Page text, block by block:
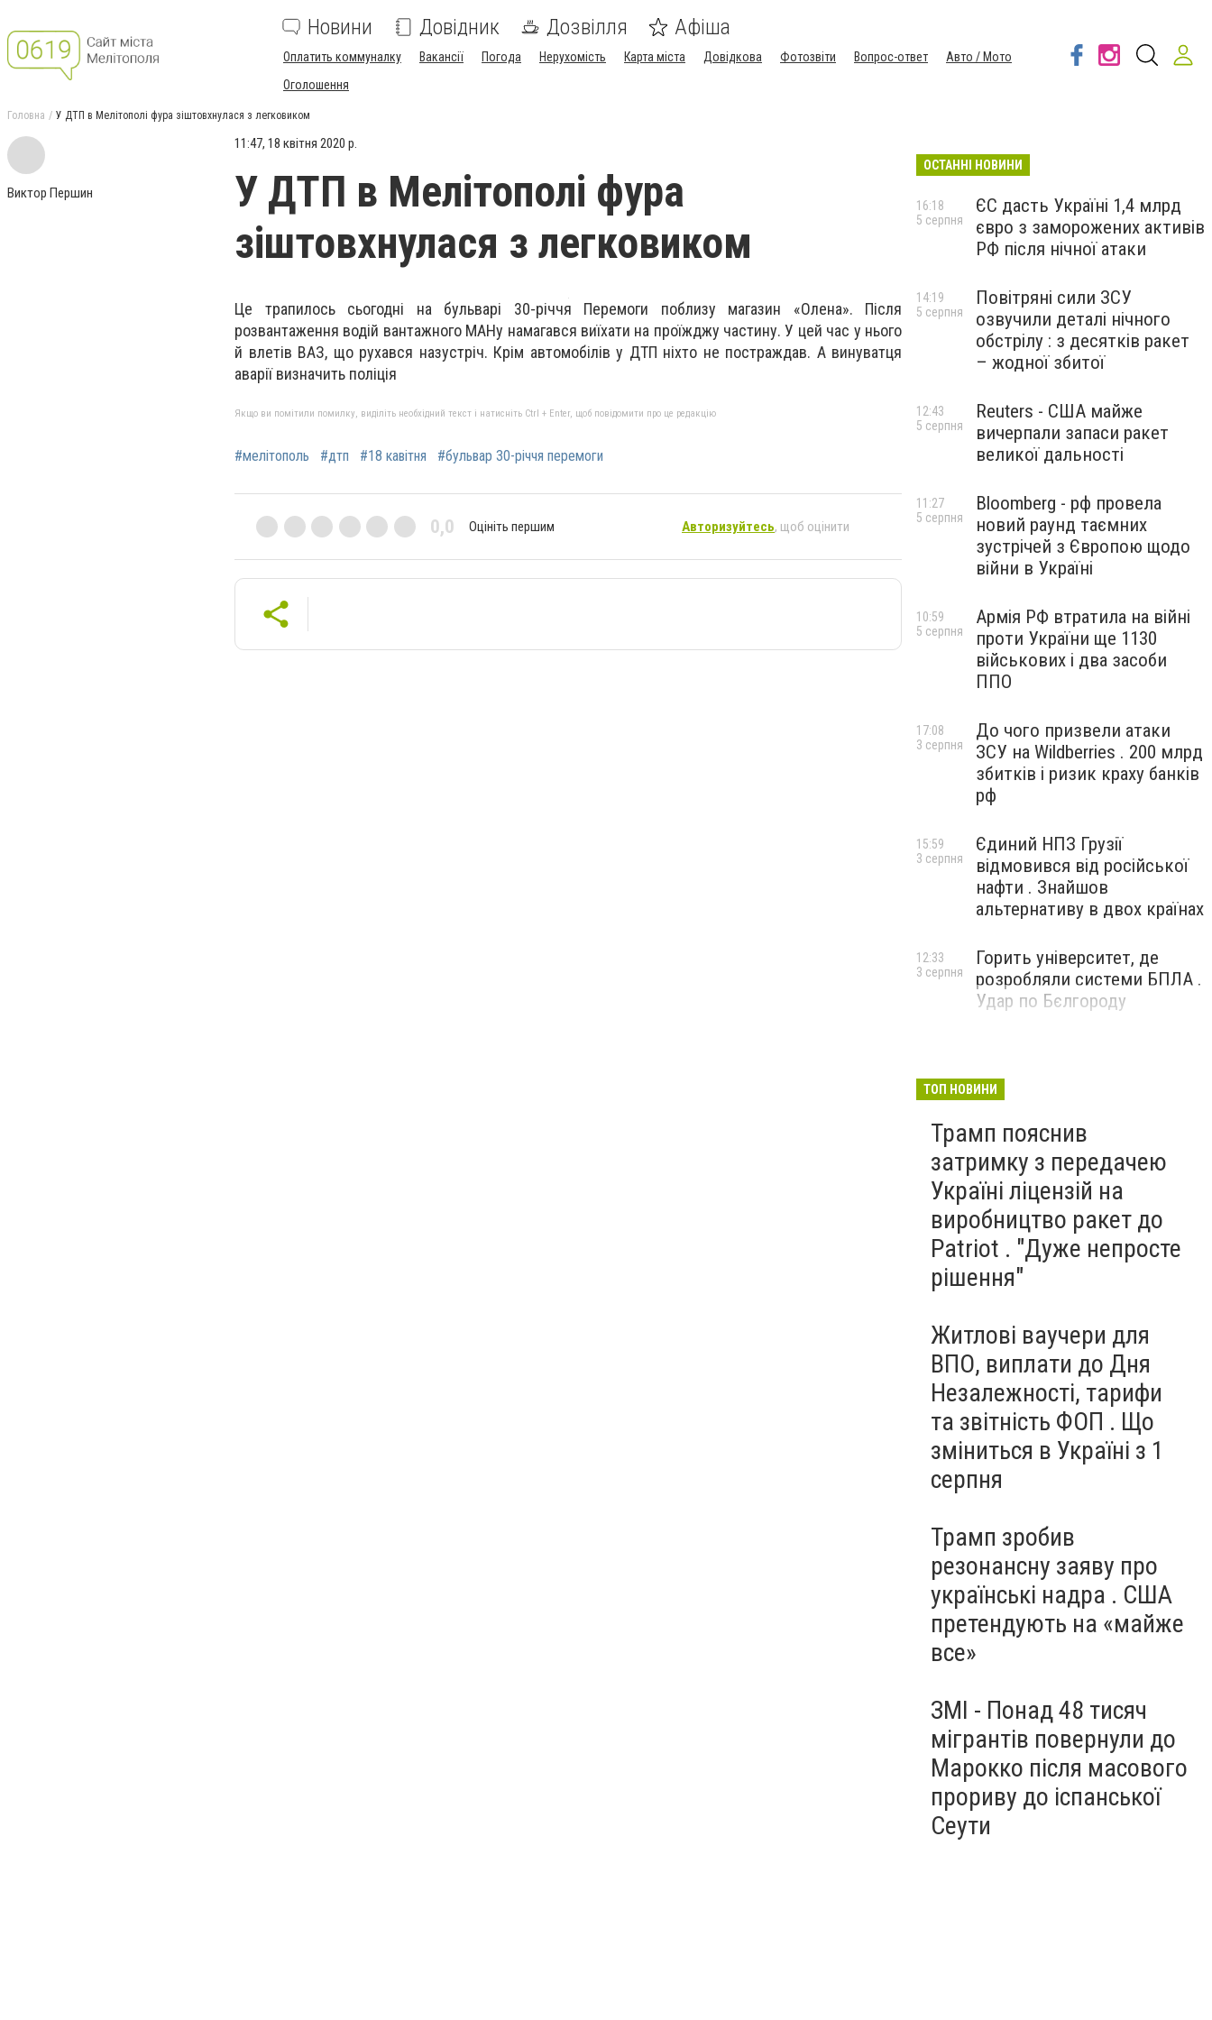
Новини Довідник Дозвілля Афіша
Оплатить коммуналку Вакансії Погода Нерухомість Карта міста Довідкова Фотозвіти Вопрос-ответ
Авто / Мото
Оголошення
Головна У ДТП в Мелітополі фура зіштовхнулася з легковиком
Виктор Першин
11:47, 18 квітня 2020 р.
У ДТП в Мелітополі фура
зіштовхнулася з легковиком
Це трапилось сьогодні на бульварі 30-річчя Перемоги поблизу магазин «Олена». Після
розвантаження водій вантажного МАНу намагався виїхати на проїжджу частину. У цей час у нього
й влетів ВАЗ, що рухався назустріч. Крім автомобілів у ДТП ніхто не постраждав. А винуватця
аварії визначить поліція
Якщо ви помітили помилку, виділіть необхідний текст і натисніть Ctrl + Enter, щоб повідомити про це редакцію
#мелітополь #дтп #18 кавітня #бульвар 30-річчя перемоги
0,0 Оцініть першим Авторизуйтесь, щоб оцінити
ОСТАННІ НОВИНИ
ЄС дасть Україні 1,4 млрд
євро з заморожених активів
РФ після нічної атаки
16:18
5 серпня
Повітряні сили ЗСУ
озвучили деталі нічного
обстрілу : з десятків ракет
– жодної збитої
14:19
5 серпня
Reuters - США майже
вичерпали запаси ракет
великої дальності
12:43
5 серпня
Bloomberg - рф провела
новий раунд таємних
зустрічей з Європою щодо
війни в Україні
11:27
5 серпня
Армія РФ втратила на війні
проти України ще 1130
військових і два засоби
ППО
10:59
5 серпня
До чого призвели атаки
ЗСУ на Wildberries . 200 млрд
збитків і ризик краху банків
рф
17:08
3 серпня
Єдиний НПЗ Грузії
відмовився від російської
нафти . Знайшов
альтернативу в двох країнах
15:59
3 серпня
Горить університет, де
розробляли системи БПЛА .
Удар по Бєлгороду
12:33
3 серпня
ТОП НОВИНИ
Трамп пояснив
затримку з передачею
Україні ліцензій на
виробництво ракет до
Patriot . "Дуже непросте
рішення"
Житлові ваучери для
ВПО, виплати до Дня
Незалежності, тарифи
та звітність ФОП . Що
зміниться в Україні з 1
серпня
Трамп зробив
резонансну заяву про
українські надра . США
претендують на «майже
все»
ЗМІ - Понад 48 тисяч
мігрантів повернули до
Марокко після масового
прориву до іспанської
Сеути